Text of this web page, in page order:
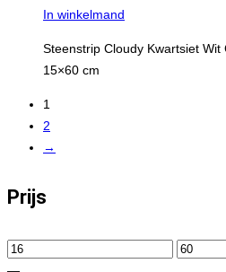
In winkelmand
Steenstrip Cloudy Kwartsiet
15×60 cm
1
2
→
Prijs